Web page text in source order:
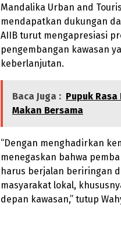
Mandalika Urban and
mendapatkan dukungan
AIIB turut mengapresiasi
pengembangan kawasan
keberlanjutan.
Baca Juga : Pupuk
Makan Bersama
“Dengan menghadirkan
menegaskan bahwa
harus berjalan beriringan
masyarakat lokal,
depan kawasan,” tutup